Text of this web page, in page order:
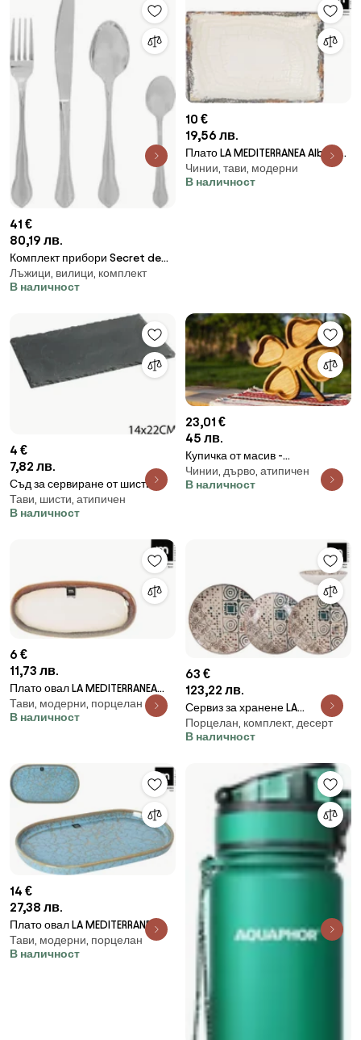
41 €
80,19 лв.
Комплект прибори Secret de
Gourmet Tradition, Инокс, 24
части
Лъжици, вилици, комплект
В наличност
10 €
19,56 лв.
Плато LA MEDITERRANEA Albus,
Порцелан - 30x20 cm
Чинии, тави, модерни
В наличност
4 €
7,82 лв.
Съд за сервиране от шисти
Secret de Gourmet, 14x22см
Тави, шисти, атипичен
В наличност
23,01 €
45 лв.
Купичка от масив -
Четирилистна детелина /
модел C010008/
Чинии, дърво, атипичен
В наличност
6 €
11,73 лв.
Плато овал LA MEDITERRANEA
Fustam, Порцелан - 26x12 cm
Тави, модерни, порцелан
В наличност
63 €
123,22 лв.
Сервиз за хранене LA
MEDITERRANEA Kreta, 12 части,
Порцелан
Порцелан, комплект, десерт
В наличност
14 €
27,38 лв.
Плато овал LA MEDITERRANEA
Scratch Blue, Порцелан - 36×21
cm
Тави, модерни, порцелан
В наличност